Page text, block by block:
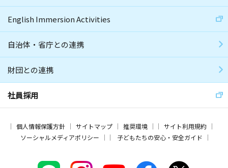
English Immersion Activities
自治体・省庁との連携
財団との連携
社員採用
個人情報保護方針 サイトマップ 推奨環境
サイト利用規約
ソーシャルメディアポリシー
子どもたちの安心・安全ガイド